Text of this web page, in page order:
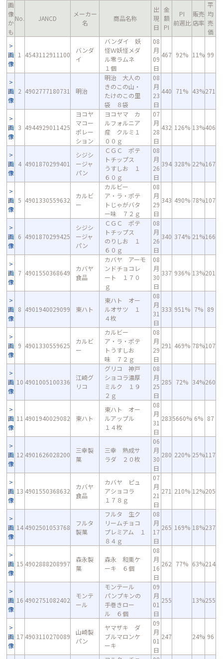
画
像
か
も
No. JANCD
メーカー
名
商品名称
出
現
日
金
額
PI
PI
前週比
販売
店率
平
均
売
価
画
像
1 4543112911100
バンダ
イ
バンダイ 妖
怪Ｗ妖怪メダ
ル零ラムネ
１個
08
月
09
日
467 92% 11% 99
画
像
2 4902777180731 明治
明治 大人の
きのこの山・
たけのこの里
袋 ８袋
08
月
23
日
440 71% 43%271
画
像
3 4944929011425
ヨコヤ
マコー
ポレー
ション
ヨコヤマ カ
ルフォルニア
産 クルミ１
００ｇ
07
月
28
日
432 126% 13%406
画
像
4 4901870299401
シジシ
ージャ
パン
ＣＧＣ ポテ
トチップス
うすしお １
６０ｇ
08
月
26
日
394 328% 22%167
画
像
5 4901330559632
カルビ
ー
カルビー
ア・ラ・ポテ
トじゃがバタ
ー味 ７２ｇ
08
月
29
日
343 490% 78%107
画
像
6 4901870299425
シジシ
ージャ
パン
ＣＧＣ ポテ
トチップス
のりしお １
６０ｇ
08
月
26
日
340 374% 21%166
画
像
7 4901550368649
カバヤ
食品
カバヤ アーモ
ンドチョコレ
ート １７０
ｇ
08
月
30
日
337 936% 13%201
画
像
8 4901940029099 東ハト
東ハト オー
ルオサツ １
４枚
08
月
31
日
333 951% 7% 89
画
像
9 4901330559625
カルビ
ー
カルビー
ア・ラ・ポテ
トうすしお
味 ７２ｇ
08
月
29
日
291 469% 78%107
画
像
10 4901005100336
江崎グ
リコ
グリコ 神戸
ショコラ濃厚
ミルク １９
２ｇ
08
月
25
日
285 72% 34%260
画
像
11 4901940029082 東ハト
東ハト オー
ルアップル
１４枚
08
月
31
日
2835660% 6% 87
画
像
12 4901626028200
三幸製
菓
三幸 熟成サ
ラダ ２０枚
06
月
30
日
280 220% 25%117
画
像
13 4901550368632
カバヤ
食品
カバヤ ピュ
アショコラ
１７８ｇ
07
月
21
日
271 210% 12%205
画
像
14 4902501053768
フルタ
製菓
フルタ 生ク
リームチョコ
プレミアム １
８４ｇ
08
月
17
日
265 169% 18%237
画
像
15 4902888208997
森永製
菓
森永 和栗ケ
ーキ ６個
08
月
16
日
262 77% 63%214
画
像
16 4902751082402
モンテ
ール
モンテール
パンプキンの
手巻きロー
ル ６個
09
月
01
日
255 13%255
画
像
17 4903110270089
山崎製
パン
ヤマザキ ダ
ブルマロンケ
ーキ
09
月
01
日
247 24% 96